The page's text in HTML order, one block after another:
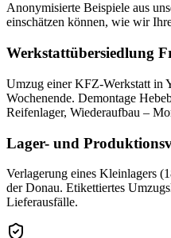
Anonymisierte Beispiele aus
einschätzen können, wie wir
Werkstattübersiedlung
Umzug einer KFZ-Werkstatt in
Wochenende. Demontage
Reifenlager, Wiederaufbau –
Lager- und
Verlagerung eines Kleinlagers
der Donau. Etikettiertes
Lieferausfälle.